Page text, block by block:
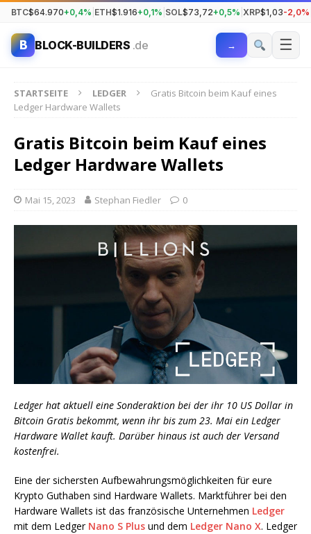
BTC$64.970+0,4% ETH$1.916+0,1% SOL$73,72+0,5% XRP$1,03-2,0%
B BLOCK-BUILDERS .de → ☰
STARTSEITE LEDGER
Gratis Bitcoin beim Kauf eines
Ledger Hardware Wallets
Gratis Bitcoin beim Kauf eines
Ledger Hardware Wallets
Mai 15, 2023 Stephan Fiedler 0
Ledger hat aktuell eine Sonderaktion bei der ihr 10 US Dollar in
Bitcoin Gratis bekommt, wenn ihr bis zum 23. Mai ein Ledger
Hardware Wallet kauft. Darüber hinaus ist auch der Versand
kostenfrei.
Eine der sichersten Aufbewahrungsmöglichkeiten für eure
Krypto Guthaben sind Hardware Wallets. Marktführer bei den
Hardware Wallets ist das französische Unternehmen Ledger
mit dem Ledger Nano S Plus und dem Ledger Nano X. Ledger